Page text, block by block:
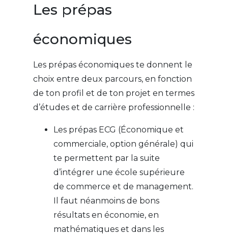
Les prépas
économiques
Les prépas économiques te donnent le
choix entre deux parcours, en fonction
de ton profil et de ton projet en termes
d’études et de carrière professionnelle :
Les prépas ECG (Économique et
commerciale, option générale) qui
te permettent par la suite
d’intégrer une école supérieure
de commerce et de management.
Il faut néanmoins de bons
résultats en économie, en
mathématiques et dans les